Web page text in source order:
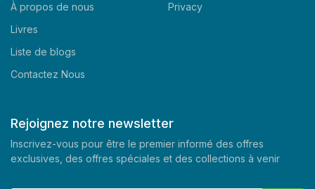
À propos de nous
Livres
Liste de blogs
Contactez Nous
Privacy
Rejoignez notre newsletter
Inscrivez-vous pour être le premier informé des offres
exclusives, des offres spéciales et des collections à venir